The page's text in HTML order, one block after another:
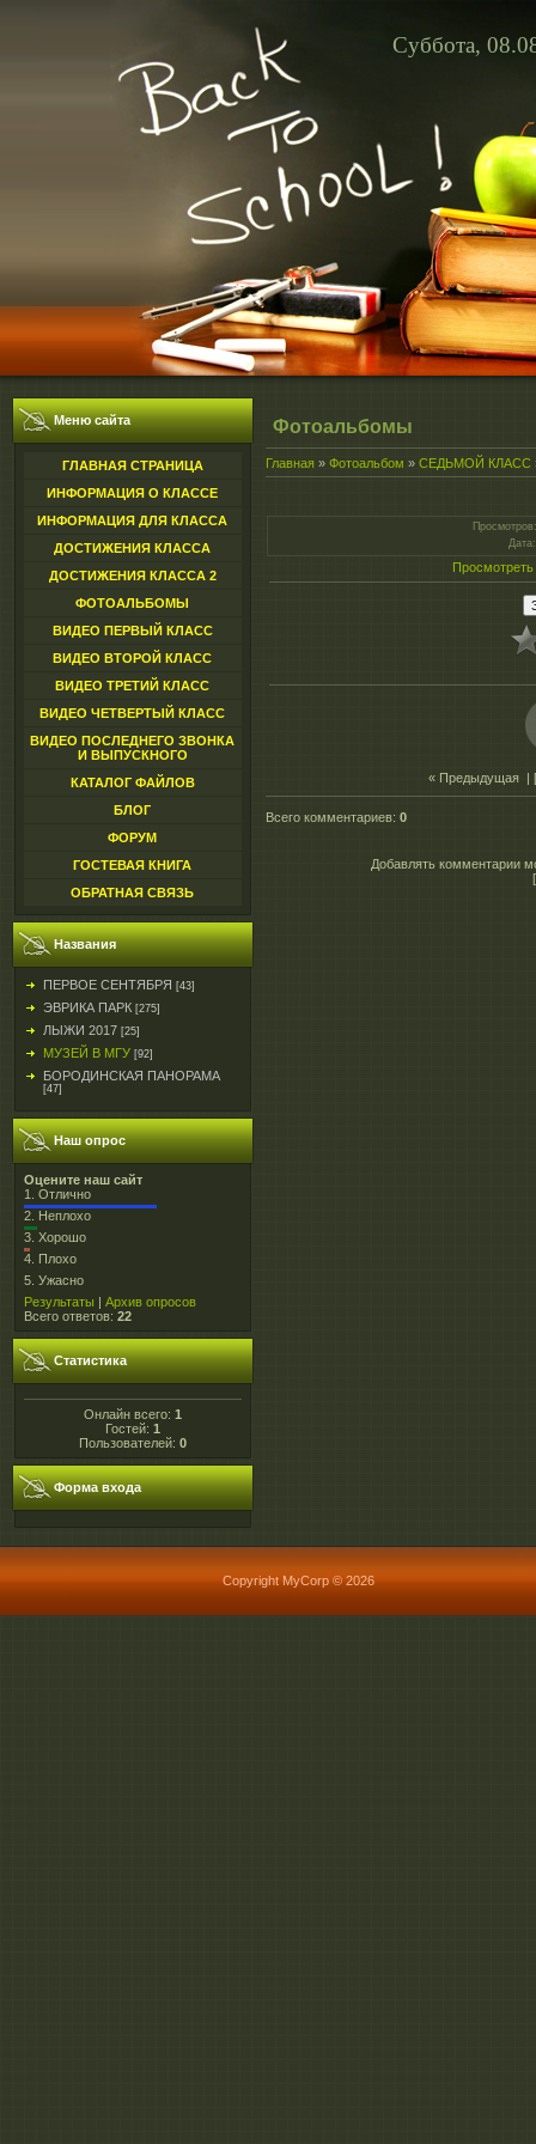
Суббота,
Меню сайта
ГЛАВНАЯ СТРАНИЦА
ИНФОРМАЦИЯ О КЛАССЕ
ИНФОРМАЦИЯ ДЛЯ КЛАССА
ДОСТИЖЕНИЯ КЛАССА
ДОСТИЖЕНИЯ КЛАССА 2
ФОТОАЛЬБОМЫ
ВИДЕО ПЕРВЫЙ КЛАСС
ВИДЕО ВТОРОЙ КЛАСС
ВИДЕО ТРЕТИЙ КЛАСС
ВИДЕО ЧЕТВЕРТЫЙ КЛАСС
ВИДЕО ПОСЛЕДНЕГО ЗВОНКА
И ВЫПУСКНОГО
КАТАЛОГ ФАЙЛОВ
БЛОГ
ФОРУМ
ГОСТЕВАЯ КНИГА
ОБРАТНАЯ СВЯЗЬ
Названия
ПЕРВОЕ СЕНТЯБРЯ [43]
ЭВРИКА ПАРК [275]
ЛЫЖИ 2017 [25]
МУЗЕЙ В МГУ [92]
БОРОДИНСКАЯ ПАНОРАМА
[47]
Наш опрос
Оцените наш сайт
1. Отлично
2. Неплохо
3. Хорошо
4. Плохо
5. Ужасно
Результаты | Архив опросов
Всего ответов: 22
Статистика
Онлайн всего: 1
Гостей: 1
Пользователей: 0
Форма входа
Фотоальбомы
Главная » Фотоальбом » СЕДЬМОЙ КЛАСС
Просмотров
Дата
« Предыдущая |
Всего комментариев: 0
Добавлять комментарии
Copyright MyCorp © 2026